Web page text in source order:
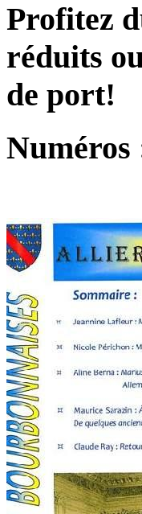
Profitez
réduits
de port!
Numéros